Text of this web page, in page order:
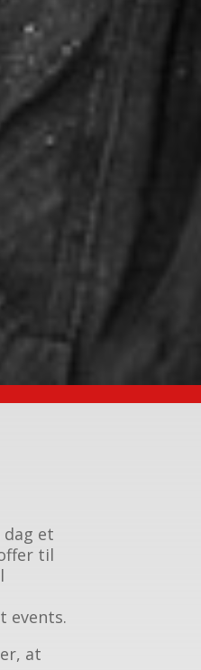
et
til
events.
at